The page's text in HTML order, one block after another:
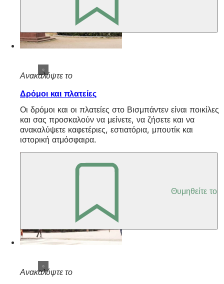
Ανακαλύψτε το
Δρόμοι και πλατείες
Οι δρόμοι και οι πλατείες στο Βισμπάντεν είναι ποικίλες
και σας προσκαλούν να μείνετε, να ζήσετε και να
ανακαλύψετε καφετέριες, εστιατόρια, μπουτίκ και
ιστορική ατμόσφαιρα.
Θυμηθείτε το
Ανακαλύψτε το